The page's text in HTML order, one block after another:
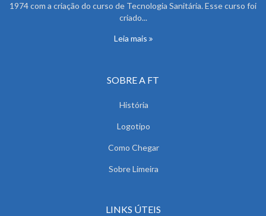
1974 com a criação do curso de Tecnologia Sanitária. Esse curso foi
criado...
Leia mais
SOBRE A FT
História
Logotipo
Como Chegar
Sobre Limeira
LINKS ÚTEIS